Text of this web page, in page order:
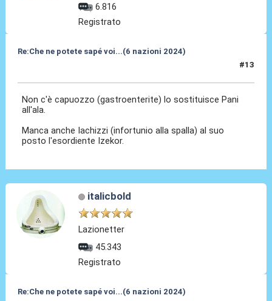
6.816
Registrato
Re:Che ne potete sapé voi...(6 nazioni 2024)
#13
Non c'è capuozzo (gastroenterite) lo sostituisce Pani
all'ala.
Manca anche Iachizzi (infortunio alla spalla) al suo
posto l'esordiente Izekor.
italicbold
Lazionetter
45.343
Registrato
Re:Che ne potete sapé voi...(6 nazioni 2024)